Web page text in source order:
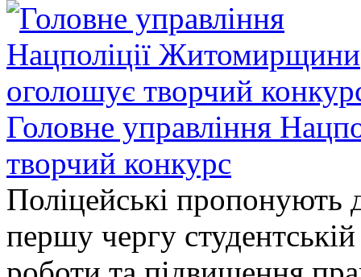
Головне управління
творчий конкурс
Поліцейські пропонують
першу чергу